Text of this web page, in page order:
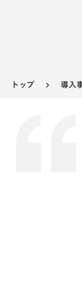
トップ keyboard_arrow_right 導入